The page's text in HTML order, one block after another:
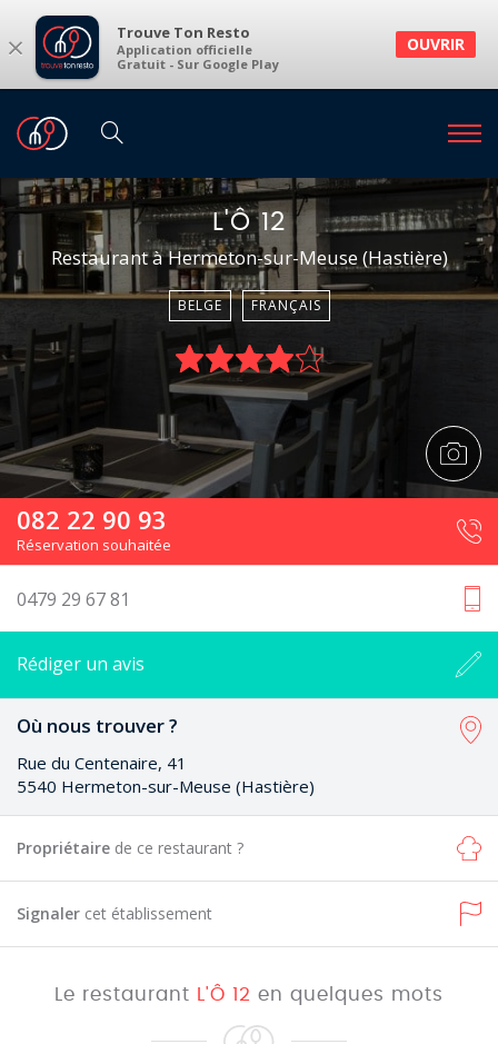
× Trouve Ton Resto
Application officielle
Gratuit - Sur Google Play
OUVRIR
L'Ô 12
Restaurant à Hermeton-sur-Meuse (Hastière)
BELGE FRANÇAIS
082 22 90 93
Réservation souhaitée
0479 29 67 81
Rédiger un avis
Où nous trouver ?
Rue du Centenaire, 41
5540 Hermeton-sur-Meuse (Hastière)
Propriétaire de ce restaurant ?
Signaler cet établissement
Le restaurant L'Ô 12 en quelques mots